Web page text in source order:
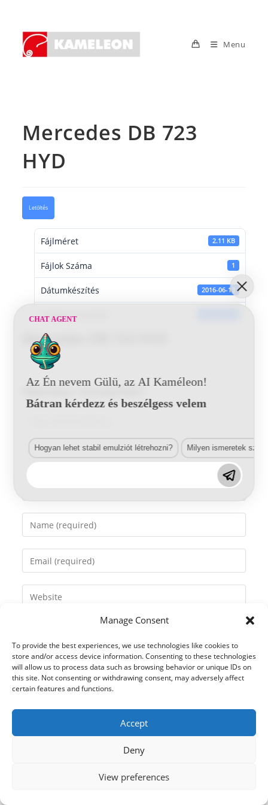
Manage Consent
To provide the best experiences, we use technologies like cookies to
store and/or access device information. Consenting to these technologies
will allow us to process data such as browsing behavior or unique IDs on
this site. Not consenting or withdrawing consent, may adversely affect
certain features and functions.
Accept
Deny
View preferences
content
Menu
Mercedes DB 723
HYD
Letöltés
Fájlméret 2.11 KB
Fájlok Száma 1
Dátumkészítés 2016-06-13
Utoljára frissített
Mercedes DB 723 HYD
Vélemény, hozzászólás?
Enter
your
name
Enter
your
email
address
Enter
your
(optional)
© 2021 Kaméleon Hungary Kft. Minden jog fenntartva. All rights
CHAT AGENT
Az Én nevem Gülü, az AI Kaméleon!
Bátran kérdezz és beszélgess velem
Hogyan lehet stabil emulziót létrehozni? Milyen ismeretek